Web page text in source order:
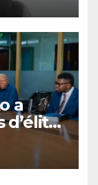
a
d’élite